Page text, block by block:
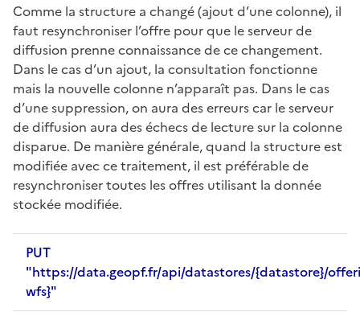
Comme la structure a changé (ajout d’une colonne), il
faut resynchroniser l’offre pour que le serveur de
diffusion prenne connaissance de ce changement.
Dans le cas d’un ajout, la consultation fonctionne
mais la nouvelle colonne n’apparaît pas. Dans le cas
d’une suppression, on aura des erreurs car le serveur
de diffusion aura des échecs de lecture sur la colonne
disparue. De manière générale, quand la structure est
modifiée avec ce traitement, il est préférable de
resynchroniser toutes les offres utilisant la donnée
stockée modifiée.
PUT
"https://data.geopf.fr/api/datastores/{datastore}/
wfs}"